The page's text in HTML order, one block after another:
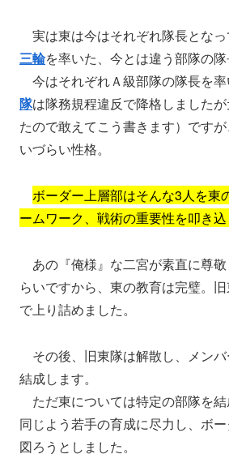
実は東は今はそれぞれ隊長とな
三輪を率いた、今とは違う部隊の隊
今はそれぞれＡ級部隊の隊長を
隊は隊務規程違反で降格しました
たので敢えてこう書きます）です
いづらい性格。
ボーダー上層部はそんな3人を東
ームワーク、戦術の重要性を叩き込
あの『俺様』な二宮が素直に尊
らいですから、東の教育は完璧。
で上り詰めました。
その後、旧東隊は解散し、メン
結成します。
ただ東については特定の部隊を結
同じよう若手の育成に尽力し、ボ
図ろうとしました。